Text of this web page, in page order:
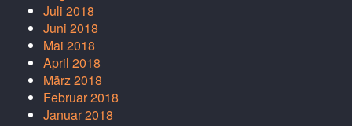
Juli 2018
Juni 2018
Mai 2018
April 2018
März 2018
Februar 2018
Januar 2018